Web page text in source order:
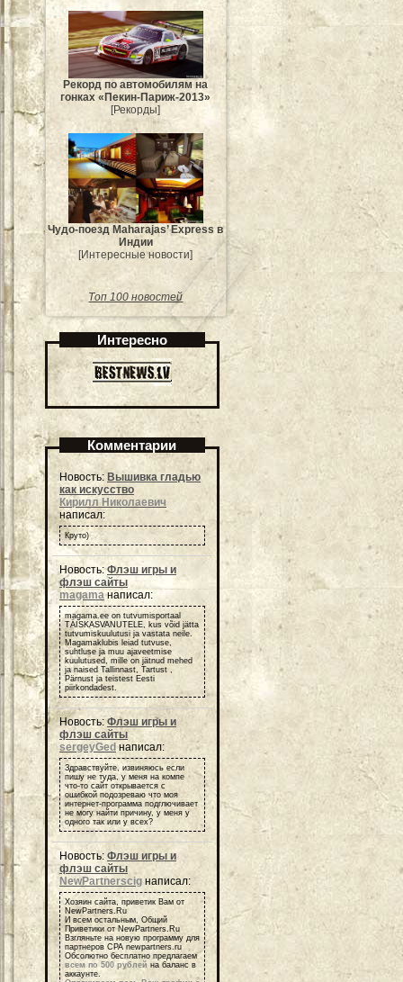
Рекорд по автомобилям на
гонках «Пекин-Париж-2013»
[Рекорды]
Чудо-поезд Maharajas’ Express в
Индии
[Интересные новости]
Топ 100 новостей
Интересно
Комментарии
Новость: Вышивка гладью
как искусство
Кирилл Николаевич
написал:
Круто)
Новость:Флэш игры и
флэш сайты
magamaнаписал:
magama.ee on tutvumisportaal
TÄISKASVANUTELE, kus võid jätta
tutvumiskuulutusi ja vastata neile.
Magamaklubis leiad tutvuse,
suhtluse ja muu ajaveetmise
kuulutused, mille on jätnud mehed
ja naised Tallinnast, Tartust ,
Pärnust ja teistest Eesti
piirkondadest.
Новость: Флэш игры и
флэш сайты
sergeyGed написал:
Здравствуйте, извиняюсь если
пишу не туда, у меня на компе
что-то сайт открывается с
ошибкой подозреваю что моя
интернет-программа подглючивает
не могу найти причину, у меня у
одного так или у всех?
Новость: Флэш игры и
флэш сайты
NewPartnerscig написал:
Хозяин сайта, приветик Вам от
NewPartners.Ru
И всем остальным, Общий
Приветики от NewPartners.Ru
Взгляньте на новую программу для
партнеров СРА newpartners.ru
Обсолютно бесплатно предлагаем
всем по 500 рублей на баланс в
аккаунте.